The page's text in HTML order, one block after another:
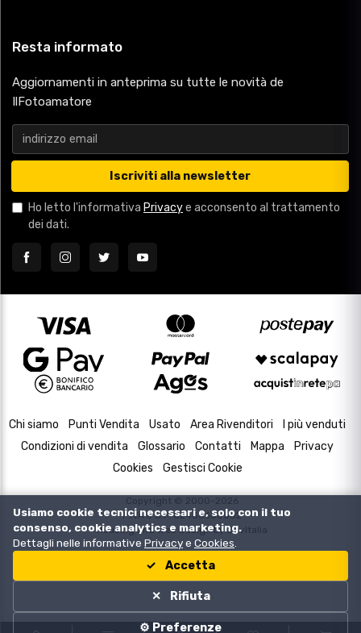
Resta informato
Aggiornamenti in anteprima su tutte le novità de
IlFotoamatore
Iscriviti alla newsletter
Ho letto l'informativa Privacye acconsento al trattamento
dei dati.
Chi siamo Punti Vendita Usato Area Rivenditori
I più venduti
Condizioni di vendita
Glossario Contatti Mappa
Privacy
Cookies
Gestisci Cookie
Copyright © 2000-2026
P.IVA e C.F. 02433630502
Housing and Web Design byDevItalia
Usiamo cookie tecnici necessari e, solo con il tuo
consenso, cookie analytics e marketing.
Dettagli nelle informative Privacye Cookies
Accetta
Rifiuta
⚙️ Preferenze